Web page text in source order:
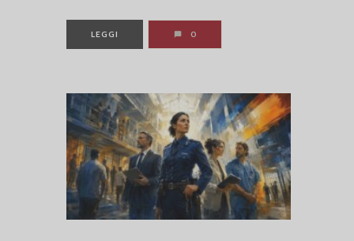
LEGGI 0